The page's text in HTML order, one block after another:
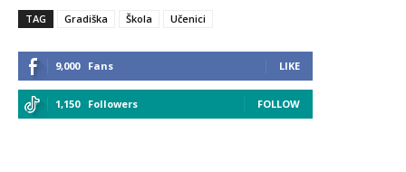
TAG Gradiška Škola Učenici
9,000 Fans LIKE
1,150 Followers FOLLOW